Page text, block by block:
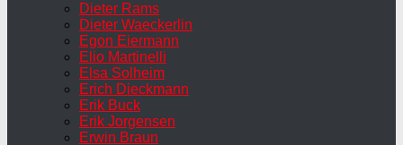
Dieter Rams
Dieter Waeckerlin
Egon Eiermann
Elio Martinelli
Elsa Solheim
Erich Dieckmann
Erik Buck
Erik Jorgensen
Erwin Braun